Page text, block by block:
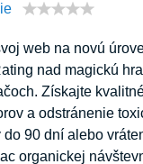
web na novú
nad magickú
Získajte
a odstránenie
do 90 dní alebo
organickej